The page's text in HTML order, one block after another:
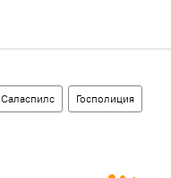
Саласпилс Госполиция